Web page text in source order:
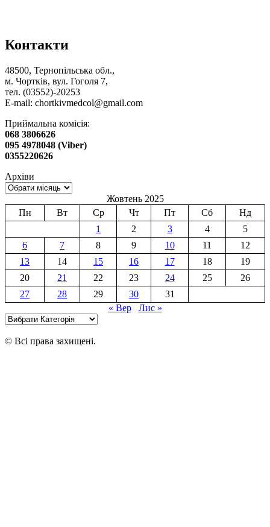
Контакти
48500, Тернопільська обл.,
м. Чортків, вул. Гоголя 7,
тел. (03552)-20253
E-mail: chortkivmedcol@gmail.com
Приймальна комісія:
068 3806626
095 4978048 (Viber)
0355220626
Архіви
Жовтень 2025
Пн
Вт Ср Чт Пт Сб
Нд
1
2 3 4
5
6
7 8 9 10 11
12
13
14 15 16 17 18
19
20
21 22 23 24 25
26
27
28 29 30
31
« Вер
Лис »
Категорії
© Всі права захищені.